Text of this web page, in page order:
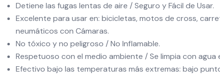
Detiene las fugas lentas de aire / Seguro y Fácil de Usar.
Excelente para usar en: bicicletas, motos de cross,
neumáticos con Cámaras.
No tóxico y no peligroso / No Inflamable.
Respetuoso con el medio ambiente / Se limpia con
Efectivo bajo las temperaturas más extremas: bajo